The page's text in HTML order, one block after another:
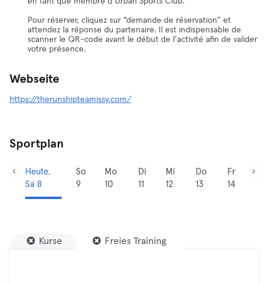
Pour réserver, cliquez sur “demande de réservation” et
attendez la réponse du partenaire. Il est indispensable de
scanner le QR-code avant le début de l’activité afin de valider
votre présence.
Webseite
https://therunshipteamissy.com/
Sportplan
Heute,
Sa 8
So
9
Mo
10
Di
11
Mi
12
Do
13
Fr
14
Kurse Freies Training